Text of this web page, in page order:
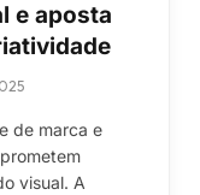
e aposta
de marca e
visual. A